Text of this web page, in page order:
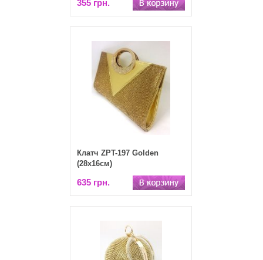
355 грн.
Клатч ZPT-197 Golden
(28х16см)
635 грн.